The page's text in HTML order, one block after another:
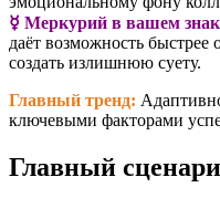
☿️ Меркурий в вашем
даёт возможность
создать излишнюю суету.
Главный тренд:
ключевыми факторами
Главный